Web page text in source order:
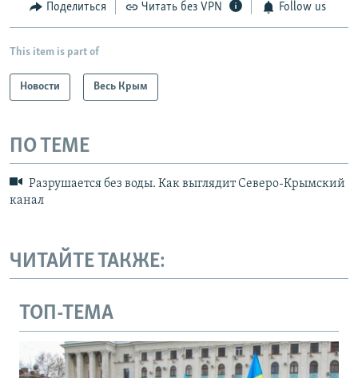
Поделиться Читать без VPN Follow us
This item is part of
Новости Весь Крым
ПО ТЕМЕ
Разрушается без воды. Как выглядит Северо-Крымский
канал
ЧИТАЙТЕ ТАКЖЕ:
ТОП-ТЕМА